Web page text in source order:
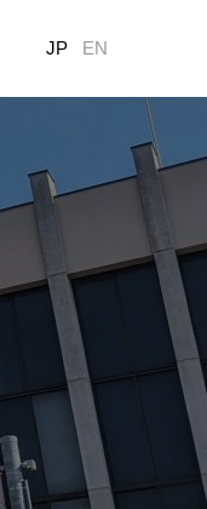
JP EN